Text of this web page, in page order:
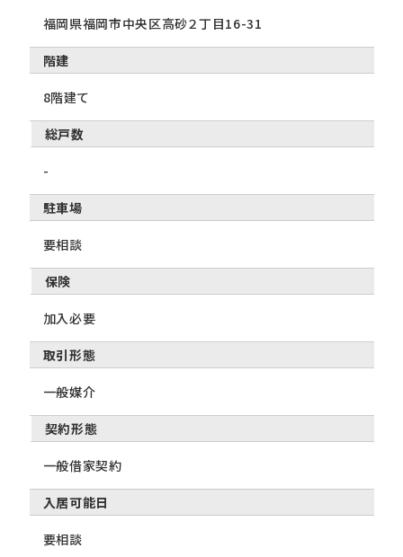
福岡県福岡市中央区高砂２丁目16-31
階建
8階建て
総戸数
-
駐車場
要相談
保険
加入必要
取引形態
一般媒介
契約形態
一般借家契約
入居可能日
要相談